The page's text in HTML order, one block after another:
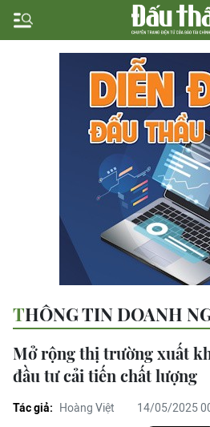
THÔNG TIN DOANH
Mở rộng thị trường xuất
đầu tư cải tiến chất lượng
Tác giả: Hoàng Việt 14/05/2025